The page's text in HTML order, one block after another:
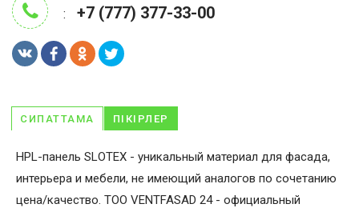
: +7 (777) 377-33-00
СИПАТТАМА ПІКІРЛЕР
HPL-панель SLOTEX - уникальный материал для фасада,
интерьера и мебели, не имеющий аналогов по сочетанию
цена/качество. ТОО VENTFASAD 24 - официальный